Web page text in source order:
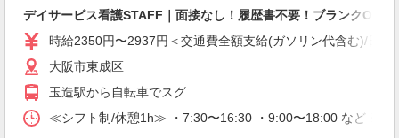
〇無事故無違反表彰金 〇年末年始勤務手当
大阪府大阪市東成区大今里南2-4-6
パート
パナソニック エイジフリーケアセンター今里
デイサービス看護STAFF｜面接なし！履歴書不要！ブランクOK◎
時給2350円〜2937円＜交通費全額支給(ガソリン代含む)/日払
大阪市東成区
玉造駅から自転車でスグ
≪シフト制/休憩1h≫ ・7:30〜16:30 ・9:00〜18:00 など ※残